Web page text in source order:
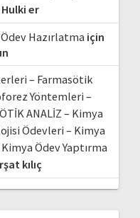
Hulki er
Ödev Hazırlatma için
– Farmasötik
Yöntemleri –
ANALİZ – Kimya
Ödevleri – Kimya
Ödev Yaptırma
kılıç